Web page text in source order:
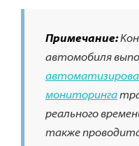
Примечание:
автомобиля
мониторинга
реального
также